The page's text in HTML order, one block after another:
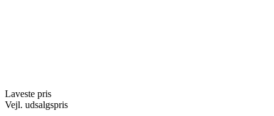
Laveste pris
Vejl. udsalgspris